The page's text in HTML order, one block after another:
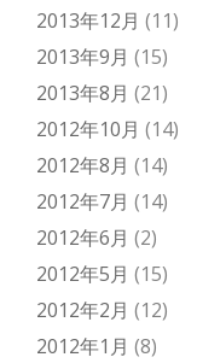
2013年12月 (11)
2013年9月 (15)
2013年8月 (21)
2012年10月 (14)
2012年8月 (14)
2012年7月 (14)
2012年6月 (2)
2012年5月 (15)
2012年2月 (12)
2012年1月 (8)